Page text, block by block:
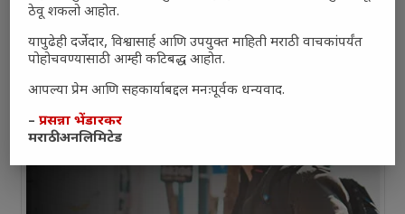
ठेवू शकलो आहोत.
यापुढेही दर्जेदार, विश्वासार्ह आणि उपयुक्त माहिती मराठी वाचकांपर्यंत
पोहोचवण्यासाठी आम्ही कटिबद्ध आहोत.
आपल्या प्रेम आणि सहकार्याबद्दल मनःपूर्वक धन्यवाद.
–प्रसन्ना भेंडारकर
मराठी अनलिमिटेड